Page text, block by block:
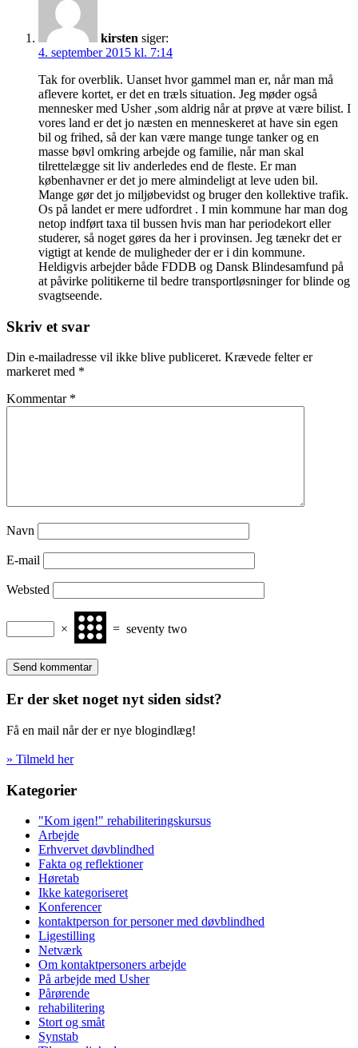
kirsten siger:
4. september 2015 kl. 7:14
Tak for overblik. Uanset hvor gammel man er, når man må
aflevere kortet, er det en træls situation. Jeg møder også
mennesker med Usher ,som aldrig når at prøve at være bilist. I
vores land er det jo næsten en menneskeret at have sin egen
bil og frihed, så der kan være mange tunge tanker og en
masse bøvl omkring arbejde og familie, når man skal
tilrettelægge sit liv anderledes end de fleste. Er man
københavner er det jo mere almindeligt at leve uden bil.
Mange gør det jo miljøbevidst og bruger den kollektive trafik.
Os på landet er mere udfordret . I min kommune har man dog
netop indført taxa til bussen hvis man har periodekort eller
studerer, så noget gøres da her i provinsen. Jeg tænekr det er
vigtigt at kende de muligheder der er i din kommune.
Heldigvis arbejder både FDDB og Dansk Blindesamfund på
at påvirke politikerne til bedre transportløsninger for blinde og
svagtseende.
Skriv et svar
Din e-mailadresse vil ikke blive publiceret. Krævede felter er
markeret med *
Kommentar *
Navn
E-mail
Websted
× = seventy two
Er der sket noget nyt siden sidst?
Få en mail når der er nye blogindlæg!
» Tilmeld her
Kategorier
"Kom igen!" rehabiliteringskursus
Arbejde
Erhvervet døvblindhed
Fakta og reflektioner
Høretab
Ikke kategoriseret
Konferencer
kontaktperson for personer med døvblindhed
Ligestilling
Netværk
Om kontaktpersoners arbejde
På arbejde med Usher
Pårørende
rehabilitering
Stort og småt
Synstab